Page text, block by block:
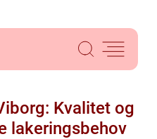
Kvalitet og
lakeringsbehov